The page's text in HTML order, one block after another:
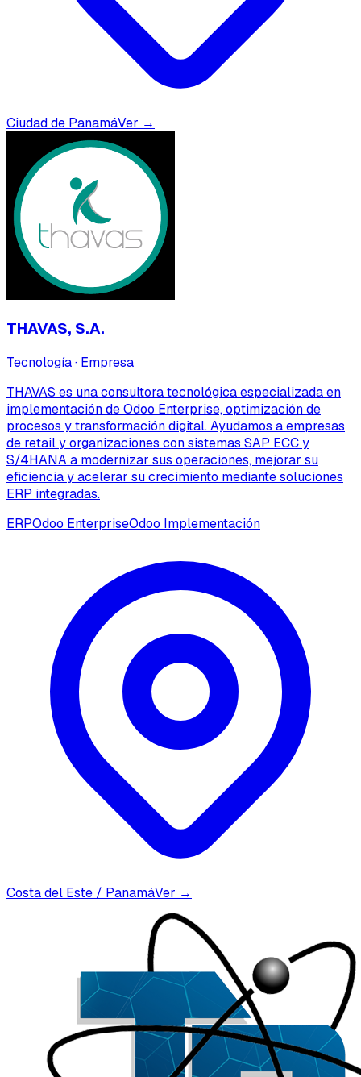
Ciudad de PanamáVer →
THAVAS, S.A.
Tecnología· Empresa
THAVAS es una consultora tecnológica especializada en
implementación de Odoo Enterprise, optimización de
procesos y transformación digital. Ayudamos a empresas
de retail y organizaciones con sistemas SAP ECC y
S/4HANA a modernizar sus operaciones, mejorar su
eficiencia y acelerar su crecimiento mediante soluciones
ERP integradas.
ERPOdoo EnterpriseOdoo Implementación
Costa del Este / PanamáVer →